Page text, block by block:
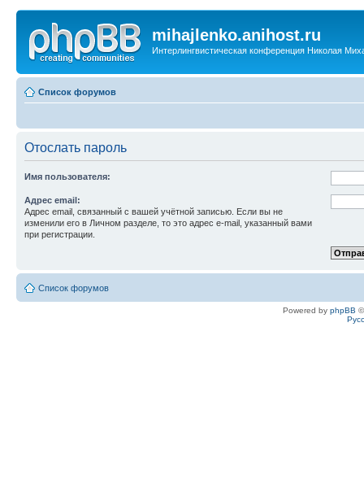
mihajlenko.anihost.ru
Интерлингвистическая конференция Николая
Список форумов
Отослать пароль
Имя пользователя:
Адрес email:
Адрес email, связанный с вашей учётной записью. Если вы не
изменили его в Личном разделе, то это адрес e-mail, указанный вами
при регистрации.
Список форумов
Powered by phpBB